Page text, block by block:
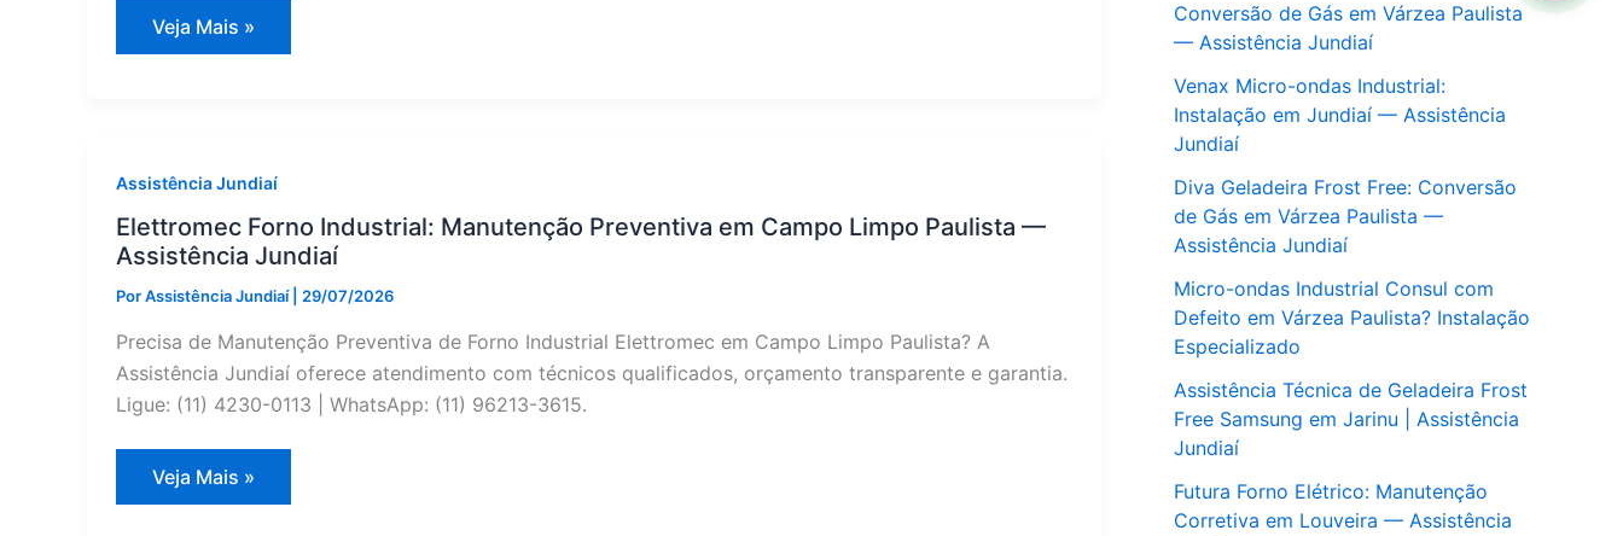
Assistência
Técnica
Limpo
Paulista
|
Assistência
Jundiaí
Veja Mais »
Assistência Jundiaí
Elettromec Forno Industrial: Manutenção Preventiva em Campo Limpo Paulista —
Assistência Jundiaí
PorAssistência Jundiaí 29/07/2026
Precisa de Manutenção Preventiva de Forno Industrial Elettromec em Campo Limpo Paulista? A
Assistência Jundiaí oferece atendimento com técnicos qualificados, orçamento transparente e garantia.
Ligue: (11) 4230-0113 | WhatsApp: (11) 96213-3615.
Elettromec
Forno
Veja Mais »
Conversão de Gás em Várzea Paulista
— Assistência Jundiaí
Venax Micro-ondas Industrial:
Instalação em Jundiaí — Assistência
Jundiaí
Diva Geladeira Frost Free: Conversão
de Gás em Várzea Paulista —
Assistência Jundiaí
Micro-ondas Industrial Consul com
Defeito em Várzea Paulista? Instalação
Especializado
Assistência Técnica de Geladeira Frost
Free Samsung em Jarinu | Assistência
Jundiaí
Futura Forno Elétrico: Manutenção
Corretiva em Louveira — Assistência